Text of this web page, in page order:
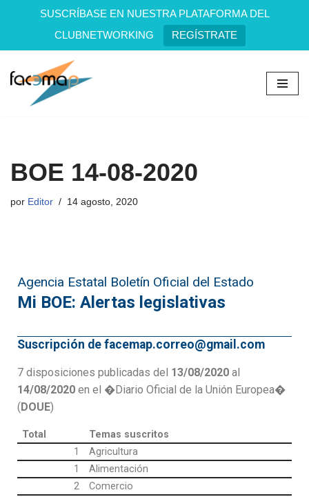
SUSCRÍBASE EN NUESTRA PLATAFORMA DEL
CLUBNETWORKING
REGÍSTRATE
Saltar
BOE 14-08-2020
por Editor 14 agosto, 2020
Agencia Estatal Boletín Oficial del Estado
Mi BOE: Alertas legislativas
Suscripción de facemap.correo@gmail.com
7 disposiciones publicadas del 13/08/2020 al
14/08/2020 en el �Diario Oficial de la Unión Europea�
( DOUE)
Total
Temas suscritos
1
Agricultura
1
Alimentación
2
Comercio